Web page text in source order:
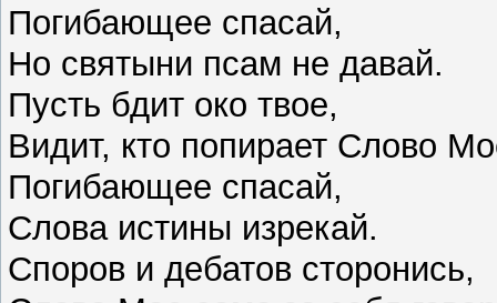
Погибающее спасай,
Но святыни псам не давай.
Пусть бдит око твое,
Видит, кто попирает Слово
Погибающее спасай,
Слова истины изрекай.
Споров и дебатов сторонись,